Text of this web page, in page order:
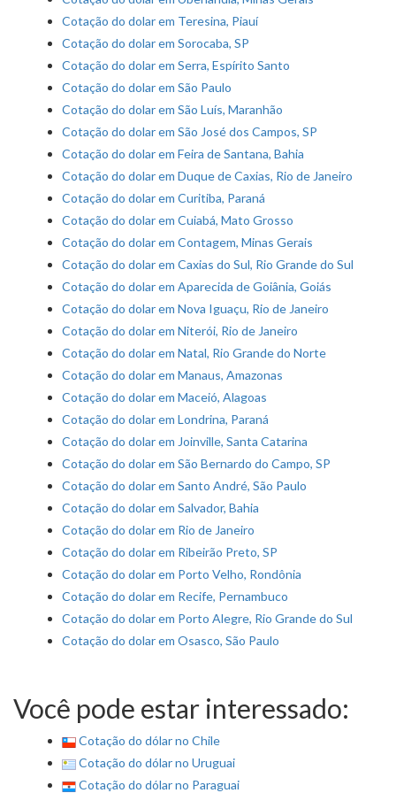
Cotação do dolar em Teresina, Piauí
Cotação do dolar em Sorocaba, SP
Cotação do dolar em Serra, Espírito Santo
Cotação do dolar em São Paulo
Cotação do dolar em São Luís, Maranhão
Cotação do dolar em São José dos Campos, SP
Cotação do dolar em Feira de Santana, Bahia
Cotação do dolar em Duque de Caxias, Rio de Janeiro
Cotação do dolar em Curitiba, Paraná
Cotação do dolar em Cuiabá, Mato Grosso
Cotação do dolar em Contagem, Minas Gerais
Cotação do dolar em Caxias do Sul, Rio Grande do Sul
Cotação do dolar em Aparecida de Goiânia, Goiás
Cotação do dolar em Nova Iguaçu, Rio de Janeiro
Cotação do dolar em Niterói, Rio de Janeiro
Cotação do dolar em Natal, Rio Grande do Norte
Cotação do dolar em Manaus, Amazonas
Cotação do dolar em Maceió, Alagoas
Cotação do dolar em Londrina, Paraná
Cotação do dolar em Joinville, Santa Catarina
Cotação do dolar em São Bernardo do Campo, SP
Cotação do dolar em Santo André, São Paulo
Cotação do dolar em Salvador, Bahia
Cotação do dolar em Rio de Janeiro
Cotação do dolar em Ribeirão Preto, SP
Cotação do dolar em Porto Velho, Rondônia
Cotação do dolar em Recife, Pernambuco
Cotação do dolar em Porto Alegre, Rio Grande do Sul
Cotação do dolar em Osasco, São Paulo
Você pode estar interessado:
Cotação do dólar no Chile
Cotação do dólar no Uruguai
Cotação do dólar no Paraguai